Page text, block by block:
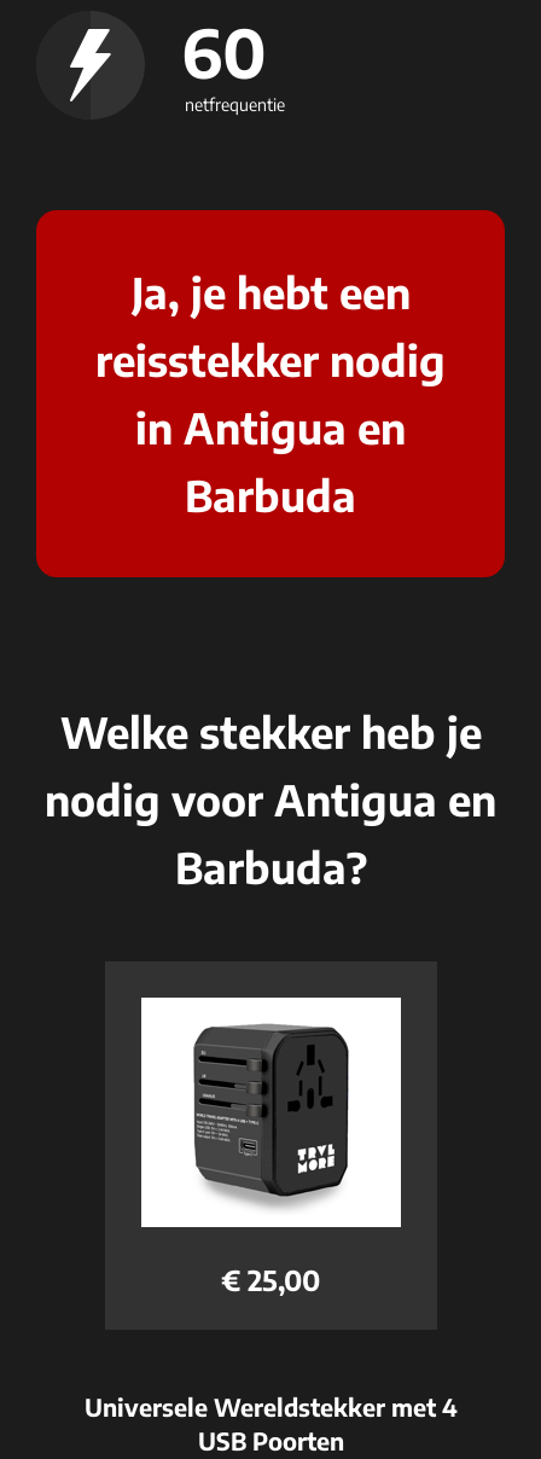
60
netfrequentie
Ja, je hebt een
reisstekker nodig
in Antigua en
Barbuda
Welke stekker heb je
nodig voor Antigua en
Barbuda?
€ 25,00
Universele Wereldstekker met 4
USB Poorten